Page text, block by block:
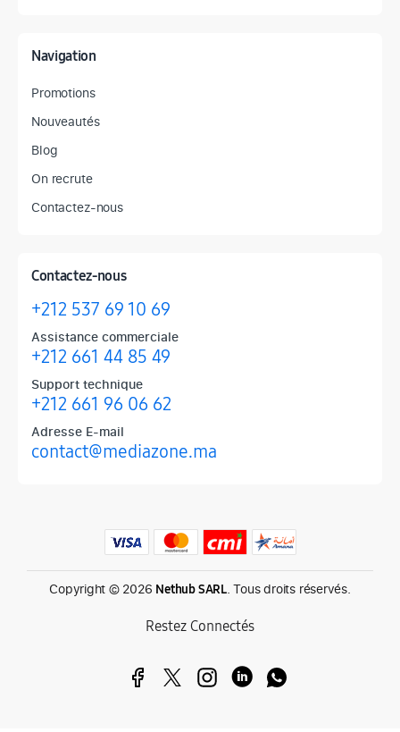
Navigation
Promotions
Nouveautés
Blog
On recrute
Contactez-nous
Contactez-nous
+212 537 69 10 69
Assistance commerciale
+212 661 44 85 49
Support technique
+212 661 96 06 62
Adresse E-mail
contact@mediazone.ma
Produits phares chez Mediazone
Retrouvez chez Mediazone les références incontournables :
Copyright © 2026 Nethub SARL. Tous droits réservés.
Restez Connectés